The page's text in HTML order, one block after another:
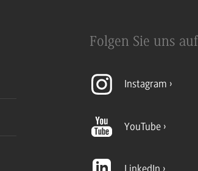
Folgen Sie uns auf
Instagram
YouTube
LinkedIn